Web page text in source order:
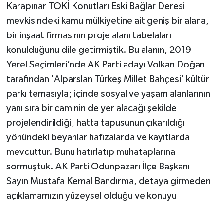
Karapınar TOKİ Konutları Eski Bağlar Deresi
mevkisindeki kamu mülkiyetine ait geniş bir alana,
bir inşaat firmasının proje alanı tabelaları
konulduğunu dile getirmiştik. Bu alanın, 2019
Yerel Seçimleri’nde AK Parti adayı Volkan Doğan
tarafından 'Alparslan Türkeş Millet Bahçesi' kültür
parkı temasıyla; içinde sosyal ve yaşam alanlarının
yanı sıra bir caminin de yer alacağı şekilde
projelendirildiği, hatta tapusunun çıkarıldığı
yönündeki beyanlar hafızalarda ve kayıtlarda
mevcuttur. Bunu hatırlatıp muhataplarına
sormuştuk. AK Parti Odunpazarı İlçe Başkanı
Sayın Mustafa Kemal Bandırma, detaya girmeden
açıklamamızın yüzeysel olduğu ve konuyu